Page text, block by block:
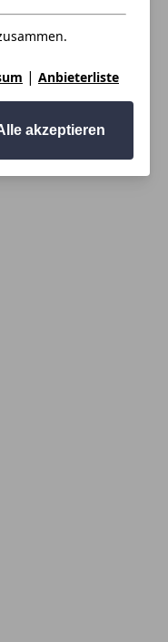
| Anbieterliste
akzeptieren